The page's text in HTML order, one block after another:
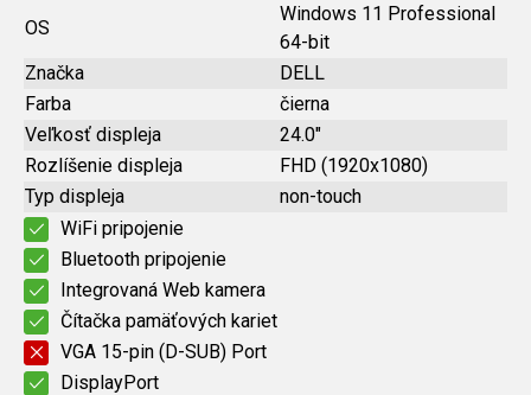
OS
Windows 11 Professional
64-bit
Značka
DELL
Farba
čierna
Veľkosť displeja
24.0"
Rozlíšenie displeja
FHD (1920x1080)
Typ displeja
non-touch
WiFi pripojenie
Bluetooth pripojenie
Integrovaná Web kamera
Čítačka pamäťových kariet
VGA 15-pin (D-SUB) Port
DisplayPort